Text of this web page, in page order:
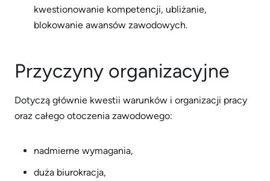
kwestionowanie kompetencji, ubliżanie,
blokowanie awansów zawodowych.
Przyczyny organizacyjne
Dotyczą głównie kwestii warunków i organizacji pracy
oraz całego otoczenia zawodowego:
nadmierne wymagania,
duża biurokracja,